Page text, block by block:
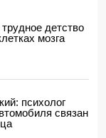
детство
мозга
психолог
связан